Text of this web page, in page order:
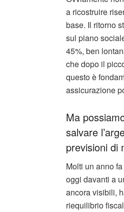
a ricostruire
base. Il ritorno
sul piano
45%, ben
che dopo il
questo è
assicurazione
Ma
salvare
previsioni di
Molti un anno
oggi davanti a
ancora visibili,
riequilibrio